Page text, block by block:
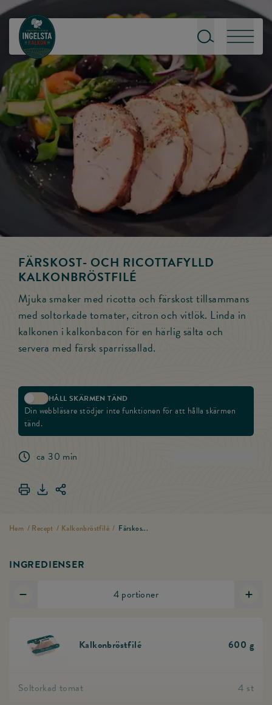
Till startsidan
Sök
Meny
FÄRSKOST- OCH RICOTTAFYLLD
KALKONBRÖSTFILÉ
Mjuka smaker med ricotta och färskost tillsammans
med soltorkade tomater, citron och vitlök. Linda in
kalkonen i kalkonbacon för en härlig sälta och
servera med färsk sparrissallad.
Aktivera skärmlås
HÅLL SKÄRMEN TÄND
Din webbläsare stödjer inte funktionen för att hålla skärmen
tänd.
ca 30 min
Skriv ut Färskost- och ricottafylld kalkonbröstfilé
Ladda ner Färskost- och ricottafylld kalkonbröstfilé
Dela länken för Färskost- och ricottafylld
Hem / Recept / Kalkonbröstfilé / Färskos...
INGREDIENSER
4 portioner
Kalkonbröstfilé 600 g
Gå till produkten Kalkonbröstfilé
Soltorkad tomat 4 st